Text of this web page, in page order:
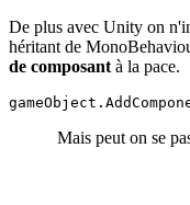
De plus avec Unity on
héritant de
de composant à la pace.
Mais peut on se